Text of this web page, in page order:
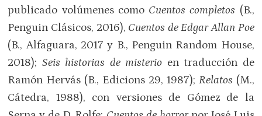
publicado volúmenes como Cuentos completos (B.,
Penguin Clásicos, 2016), Cuentos de Edgar Allan Poe
(B., Alfaguara, 2017 y B., Penguin Random House,
2018); Seis historias de misterio en traducción de
Ramón Hervás (B., Edicions 29, 1987); Relatos (M.,
Cátedra, 1988), con versiones de Gómez de la